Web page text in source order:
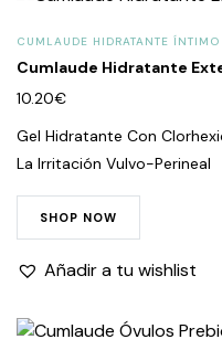
CUMLAUDE HIDRATANTE ÍNTIMO
Cumlaude Hidratante
10.20€
Gel Hidratante Con
La Irritación Vulvo-Perineal
SHOP NOW
Añadir a tu wishlist